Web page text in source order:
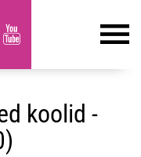
koolid -